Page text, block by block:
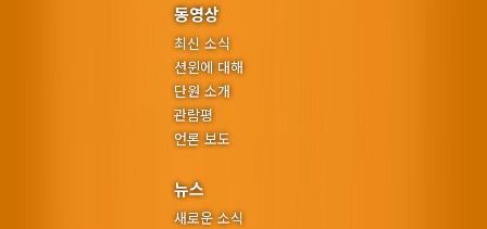
동영상
최신 소식
션윈에 대해
단원 소개
관람평
언론 보도
뉴스
새로운 소식